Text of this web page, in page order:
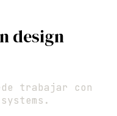
design
trabajar con